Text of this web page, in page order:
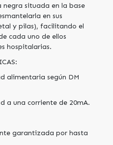
situada en la base
en sus
y pilas), facilitando el
cada uno de ellos
hospitalarias.
alimentaria según DM
a una corriente de 20mA.
garantizada por hasta